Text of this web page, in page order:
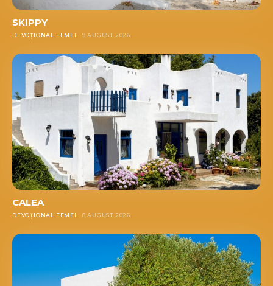
SKIPPY
DEVOȚIONAL FEMEI 9 AUGUST 2026
CALEA
DEVOȚIONAL FEMEI 8 AUGUST 2026